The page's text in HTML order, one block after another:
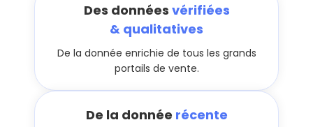
Des données vérifiées
& qualitatives
De la donnée enrichie de tous les grands
portails de vente.
De la donnée récente